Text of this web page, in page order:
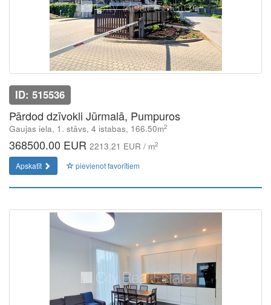
ID: 515536
Pārdod dzīvokli Jūrmalā, Pumpuros
Gaujas iela, 1. stāvs, 4 istabas, 166.50m2
368500.00 EUR 2213.21 EUR / m2
Apskatīt pievienot favorītiem